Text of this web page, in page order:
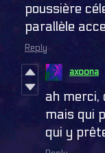
poussière
parallèle
Reply
axoona
ah merci,
mais qui
qui y